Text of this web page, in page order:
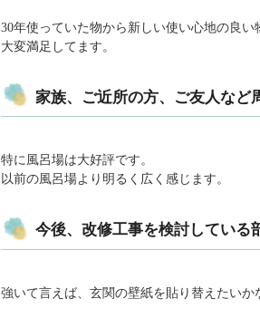
30年使っていた物から新しい使い心地の良い
大変満足してます。
家族、ご近所の方、ご友人など
特に風呂場は大好評です。
以前の風呂場より明るく広く感じます。
今後、改修工事を検討している
強いて言えば、玄関の壁紙を貼り替えたいか